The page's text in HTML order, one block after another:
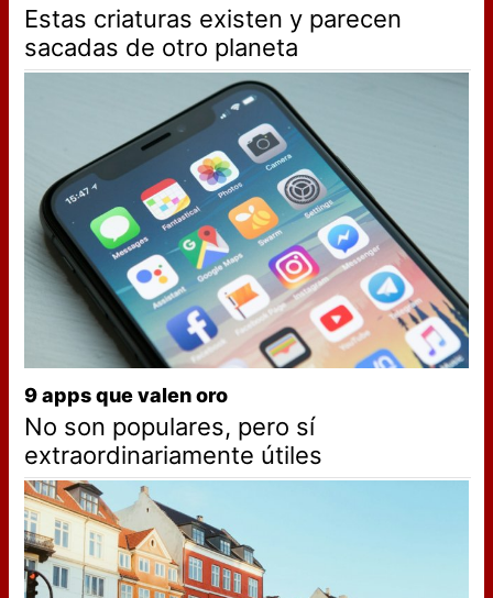
Estas criaturas existen y parecen
sacadas de otro planeta
9 apps que valen oro
No son populares, pero sí
extraordinariamente útiles